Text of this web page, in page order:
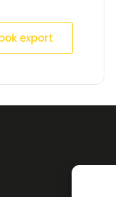
export